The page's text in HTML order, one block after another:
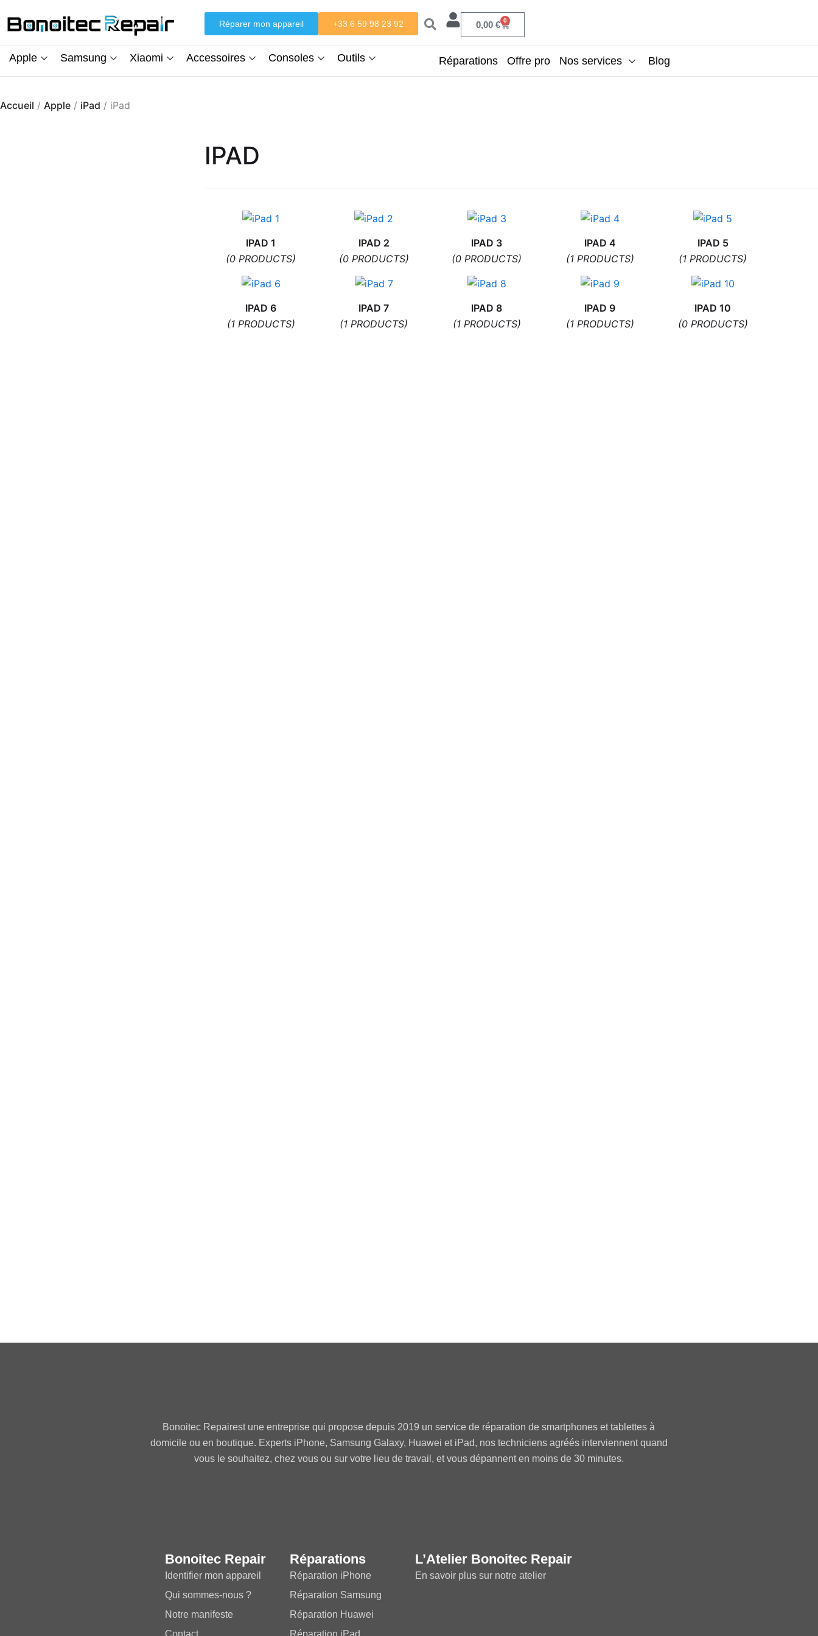
au
Réparer mon appareil +33 6 59 98 23 92 0,00 € 0
Panier
Apple Samsung Xiaomi Accessoires Consoles Outils Réparations Offre pro Nos services Blog
Accueil / Apple / iPad / iPad
IPAD
IPAD 1
(0 PRODUCTS)
IPAD 2
(0 PRODUCTS)
IPAD 3
(0 PRODUCTS)
IPAD 4
(1 PRODUCTS)
IPAD 5
(1 PRODUCTS)
IPAD 6
(1 PRODUCTS)
IPAD 7
(1 PRODUCTS)
IPAD 8
(1 PRODUCTS)
IPAD 9
(1 PRODUCTS)
IPAD 10
(0 PRODUCTS)
Bonoitec Repairest une entreprise qui propose depuis 2019 un service de réparation de smartphones et tablettes à
domicile ou en boutique. Experts iPhone, Samsung Galaxy, Huawei et iPad, nos techniciens agréés interviennent quand
vous le souhaitez, chez vous ou sur votre lieu de travail, et vous dépannent en moins de 30 minutes.
Bonoitec Repair
Identifier mon appareil
Qui sommes-nous ?
Notre manifeste
Contact
Réparations
Réparation iPhone
Réparation Samsung
Réparation Huawei
Réparation iPad
L’Atelier Bonoitec Repair
En savoir plus sur notre atelier